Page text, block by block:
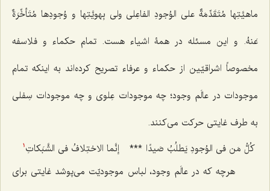
ماهیَّتِها مُتَقَدِّمَةٌ علی الوُجودِ الفاعِلی ولى بِهویَّتِها و وُجودِها مُتَأخِّرَةٌ
عَنهُ. و این مسئله در همۀ اشیاء هست. تمام حکماء و فلاسفه
مخصوصاً اشراقیّین از حکماء و عرفاء تصریح کرده‌اند به اینکه تمام
موجودات در عالَم وجود؛ چه موجودات عِلوى و چه موجودات سِفلى
به طرف غایتى حرکت مى‌کنند.
کُلُّ مَن فى الوُجودِ یَطلُبُ صَیدًا *** إنَّما الاختِلافُ فى الشَّبَکاتِ 1
هرچه که در عالَم وجود، لباس موجودیّت مى‌پوشد غایتى براى